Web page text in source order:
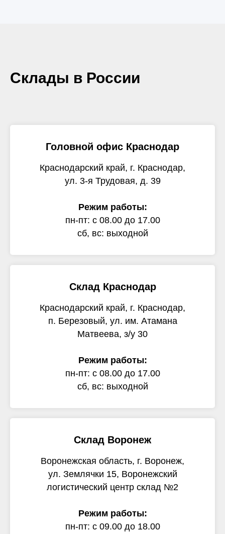
Склады в России
Головной офис Краснодар
Краснодарский край, г. Краснодар,
ул. 3-я Трудовая, д. 39
Режим работы:
пн-пт: с 08.00 до 17.00
сб, вс: выходной
Склад Краснодар
Краснодарский край, г. Краснодар,
п. Березовый, ул. им. Атамана
Матвеева, з/у 30
Режим работы:
пн-пт: с 08.00 до 17.00
сб, вс: выходной
Склад Воронеж
Воронежская область, г. Воронеж,
ул. Землячки 15, Воронежский
логистический центр склад №2
Режим работы:
пн-пт: с 09.00 до 18.00